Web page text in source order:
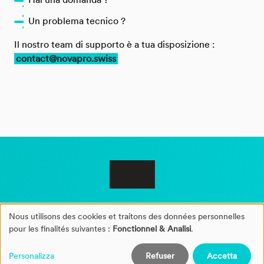
Un problema tecnico ?
Il nostro team di supporto è a tua disposizione :
contact@novapro.swiss
©2026 NovaPro®
Protezione dei dati
Gestion
Nous utilisons des cookies et traitons des données personnelles
pour les finalités suivantes : Fonctionnel & Analisi.
Personalizza Refuser Accetta